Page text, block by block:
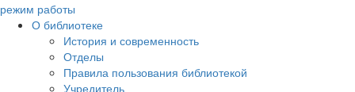
режим работы
О библиотеке
История и современность
Отделы
Правила пользования библиотекой
Учредитель